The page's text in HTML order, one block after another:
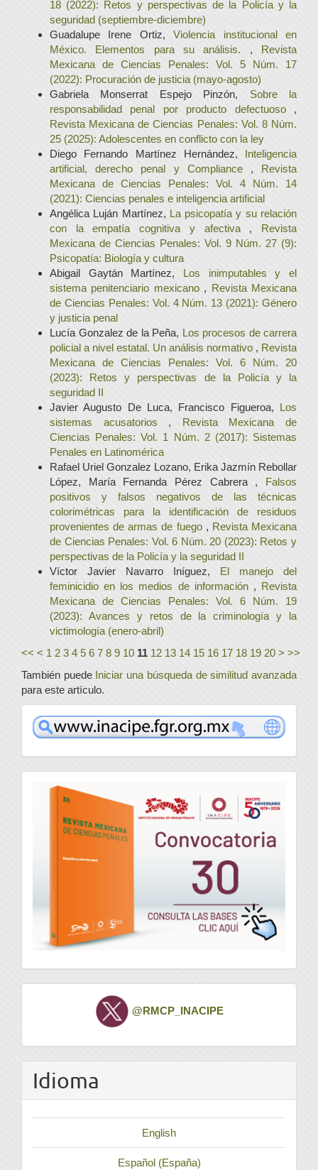
18 (2022): Retos y perspectivas de la Policía y la
seguridad (septiembre-diciembre)
Guadalupe Irene Ortiz,Violencia institucional en
México. Elementos para su análisis. , Revista
Mexicana de Ciencias Penales: Vol. 5 Núm. 17
(2022): Procuración de justicia (mayo-agosto)
Gabriela Monserrat Espejo Pinzón, Sobre la
responsabilidad penal por producto defectuoso ,
Revista Mexicana de Ciencias Penales: Vol. 8 Núm.
25 (2025): Adolescentes en conflicto con la ley
Diego Fernando Martínez Hernández, Inteligencia
artificial, derecho penal y Compliance , Revista
Mexicana de Ciencias Penales: Vol. 4 Núm. 14
(2021): Ciencias penales e inteligencia artificial
Angélica Luján Martínez, La psicopatía y su relación
con la empatía cognitiva y afectiva , Revista
Mexicana de Ciencias Penales: Vol. 9 Núm. 27 (9):
Psicopatía: Biología y cultura
Abigail Gaytán Martínez, Los inimputables y el
sistema penitenciario mexicano , Revista Mexicana
de Ciencias Penales: Vol. 4 Núm. 13 (2021): Género
y justicia penal
Lucía Gonzalez de la Peña, Los procesos de carrera
policial a nivel estatal. Un análisis normativo , Revista
Mexicana de Ciencias Penales: Vol. 6 Núm. 20
(2023): Retos y perspectivas de la Policía y la
seguridad II
Javier Augusto De Luca, Francisco Figueroa, Los
sistemas acusatorios , Revista Mexicana de
Ciencias Penales: Vol. 1 Núm. 2 (2017): Sistemas
Penales en Latinomérica
Rafael Uriel Gonzalez Lozano, Erika Jazmín Rebollar
López, María Fernanda Pérez Cabrera , Falsos
positivos y falsos negativos de las técnicas
colorimétricas para la identificación de residuos
provenientes de armas de fuego , Revista Mexicana
de Ciencias Penales: Vol. 6 Núm. 20 (2023): Retos y
perspectivas de la Policía y la seguridad II
Víctor Javier Navarro Iníguez, El manejo del
feminicidio en los medios de información , Revista
Mexicana de Ciencias Penales: Vol. 6 Núm. 19
(2023): Avances y retos de la criminología y la
victimología (enero-abril)
<< < 1 2 3 4 5 6 7 8 9 10 11 12 13 14 15 16 17 18 19 20 > >>
También puede Iniciar una búsqueda de similitud avanzada
para este artículo.
www
convocatoria
Twitter @RMCP_INACIPE
Idioma
English
Español (España)